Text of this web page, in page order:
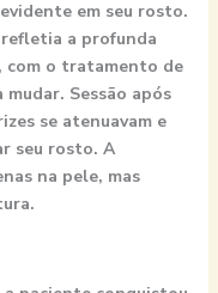
em seu rosto.
a profunda
com o tratamento de
Sessão após
se atenuavam e
seu rosto. A
na pele, mas